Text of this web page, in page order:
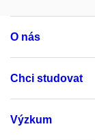
O nás
Chci studovat
Výzkum